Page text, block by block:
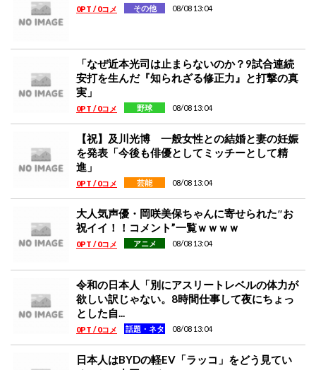
0PT / 0コメ その他 08/08 13:04
「なぜ近本光司は止まらないのか？9試合連続
安打を生んだ『知られざる修正力』と打撃の真
実」
0PT / 0コメ 野球 08/08 13:04
【祝】及川光博 一般女性との結婚と妻の妊娠
を発表「今後も俳優としてミッチーとして精
進」
0PT / 0コメ 芸能 08/08 13:04
大人気声優・岡咲美保ちゃんに寄せられた″お
祝イイ！！コメント”一覧ｗｗｗｗ
0PT / 0コメ アニメ 08/08 13:04
令和の日本人「別にアスリートレベルの体力が
欲しい訳じゃない。8時間仕事して夜にちょっ
とした自...
0PT / 0コメ 話題・ネタ 08/08 13:04
日本人はBYDの軽EV「ラッコ」をどう見てい